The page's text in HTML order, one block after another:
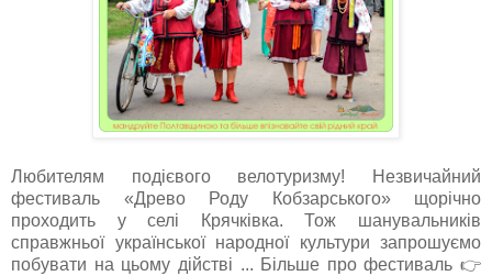
Любителям подієвого велотуризму! Незвичайний
фестиваль «Древо Роду Кобзарського» щорічно
проходить у селі Крячківка. Тож шанувальників
справжньої української народної культури запрошуємо
побувати на цьому дійстві ... Більше про фестиваль 👉